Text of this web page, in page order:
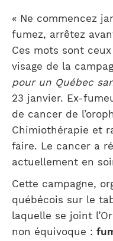
« Ne commencez
fumez, arrêtez
Ces mots sont
visage de la
pour un Québec
23 janvier. Ex-
de cancer de
Chimiothérapie et
faire. Le cancer a
actuellement en
Cette campagne,
québécois sur le
laquelle se joint
non équivoque :